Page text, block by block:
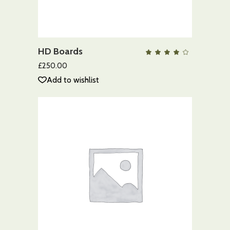
QUICK VIEW
HD Boards
£250.00
Add to wishlist